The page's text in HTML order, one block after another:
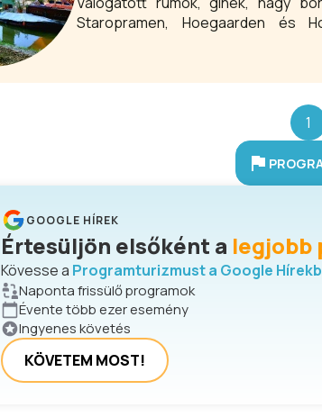
Staropramen, Hoegaarden és
vernek kikötés előtt. Mindig
1
GOOGLE HÍREK
Értesüljön elsőként a legjobb
Kövesse a Programturizmust a Google
Naponta frissülő programok
Évente több ezer esemény
Ingyenes követés
KÖVETEM MOST!